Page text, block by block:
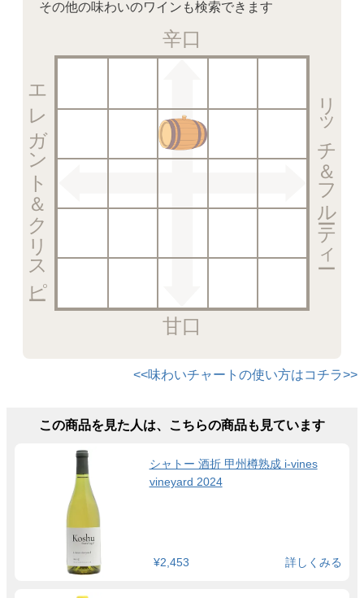
その他の味わいのワインも検索できます
辛口
リッチ＆フルーティー
甘口
エレガント＆クリスピー
<<味わいチャートの使い方はコチラ>>
この商品を見た人は、こちらの商品も見ています
シャトー 酒折 甲州樽熟成 i-vines
vineyard 2024
¥2,453 詳しくみる